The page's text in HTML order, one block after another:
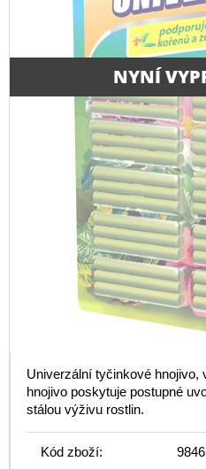
NYNÍ
Univerzální tyčinkové hnojivo,
hnojivo poskytuje postupné
stálou výživu rostlin.
Kód zboží: